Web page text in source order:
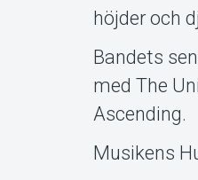
höjder och
Bandets
med The
Ascending.
Musikens